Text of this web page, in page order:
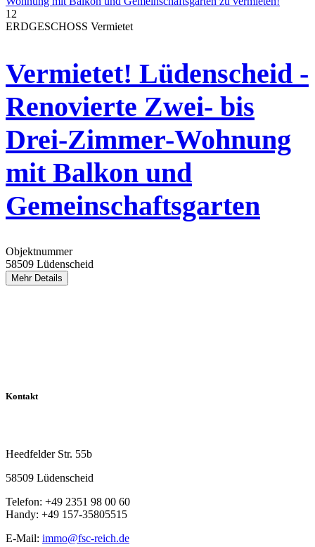
12
ERDGESCHOSS Vermietet
Vermietet! Lüdenscheid -
Renovierte Zwei- bis
Drei-Zimmer-Wohnung
mit Balkon und
Gemeinschaftsgarten
Objektnummer
58509 Lüdenscheid
Mehr Details
Kontakt
Heedfelder Str. 55b
58509 Lüdenscheid
Telefon: +49 2351 98 00 60
Handy: +49 157-35805515
E-Mail: immo@fsc-reich.de